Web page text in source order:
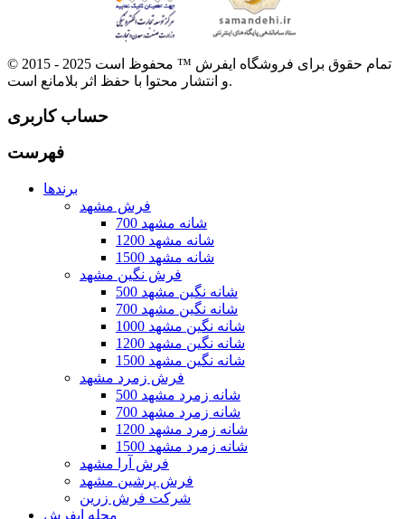
© 2015 - 2025 تمام حقوق برای فروشگاه ایفرش ™ محفوظ است
و انتشار محتوا با حفظ اثر بلامانع است.
حساب کاربری
فهرست
برندها
فرش مشهد
700 شانه مشهد
1200 شانه مشهد
1500 شانه مشهد
فرش نگین مشهد
500 شانه نگین مشهد
700 شانه نگین مشهد
1000 شانه نگین مشهد
1200 شانه نگین مشهد
1500 شانه نگین مشهد
فرش زمرد مشهد
500 شانه زمرد مشهد
700 شانه زمرد مشهد
1200 شانه زمرد مشهد
1500 شانه زمرد مشهد
فرش آرا مشهد
فرش پرشین مشهد
شرکت فرش زرین
مجله ایفرش